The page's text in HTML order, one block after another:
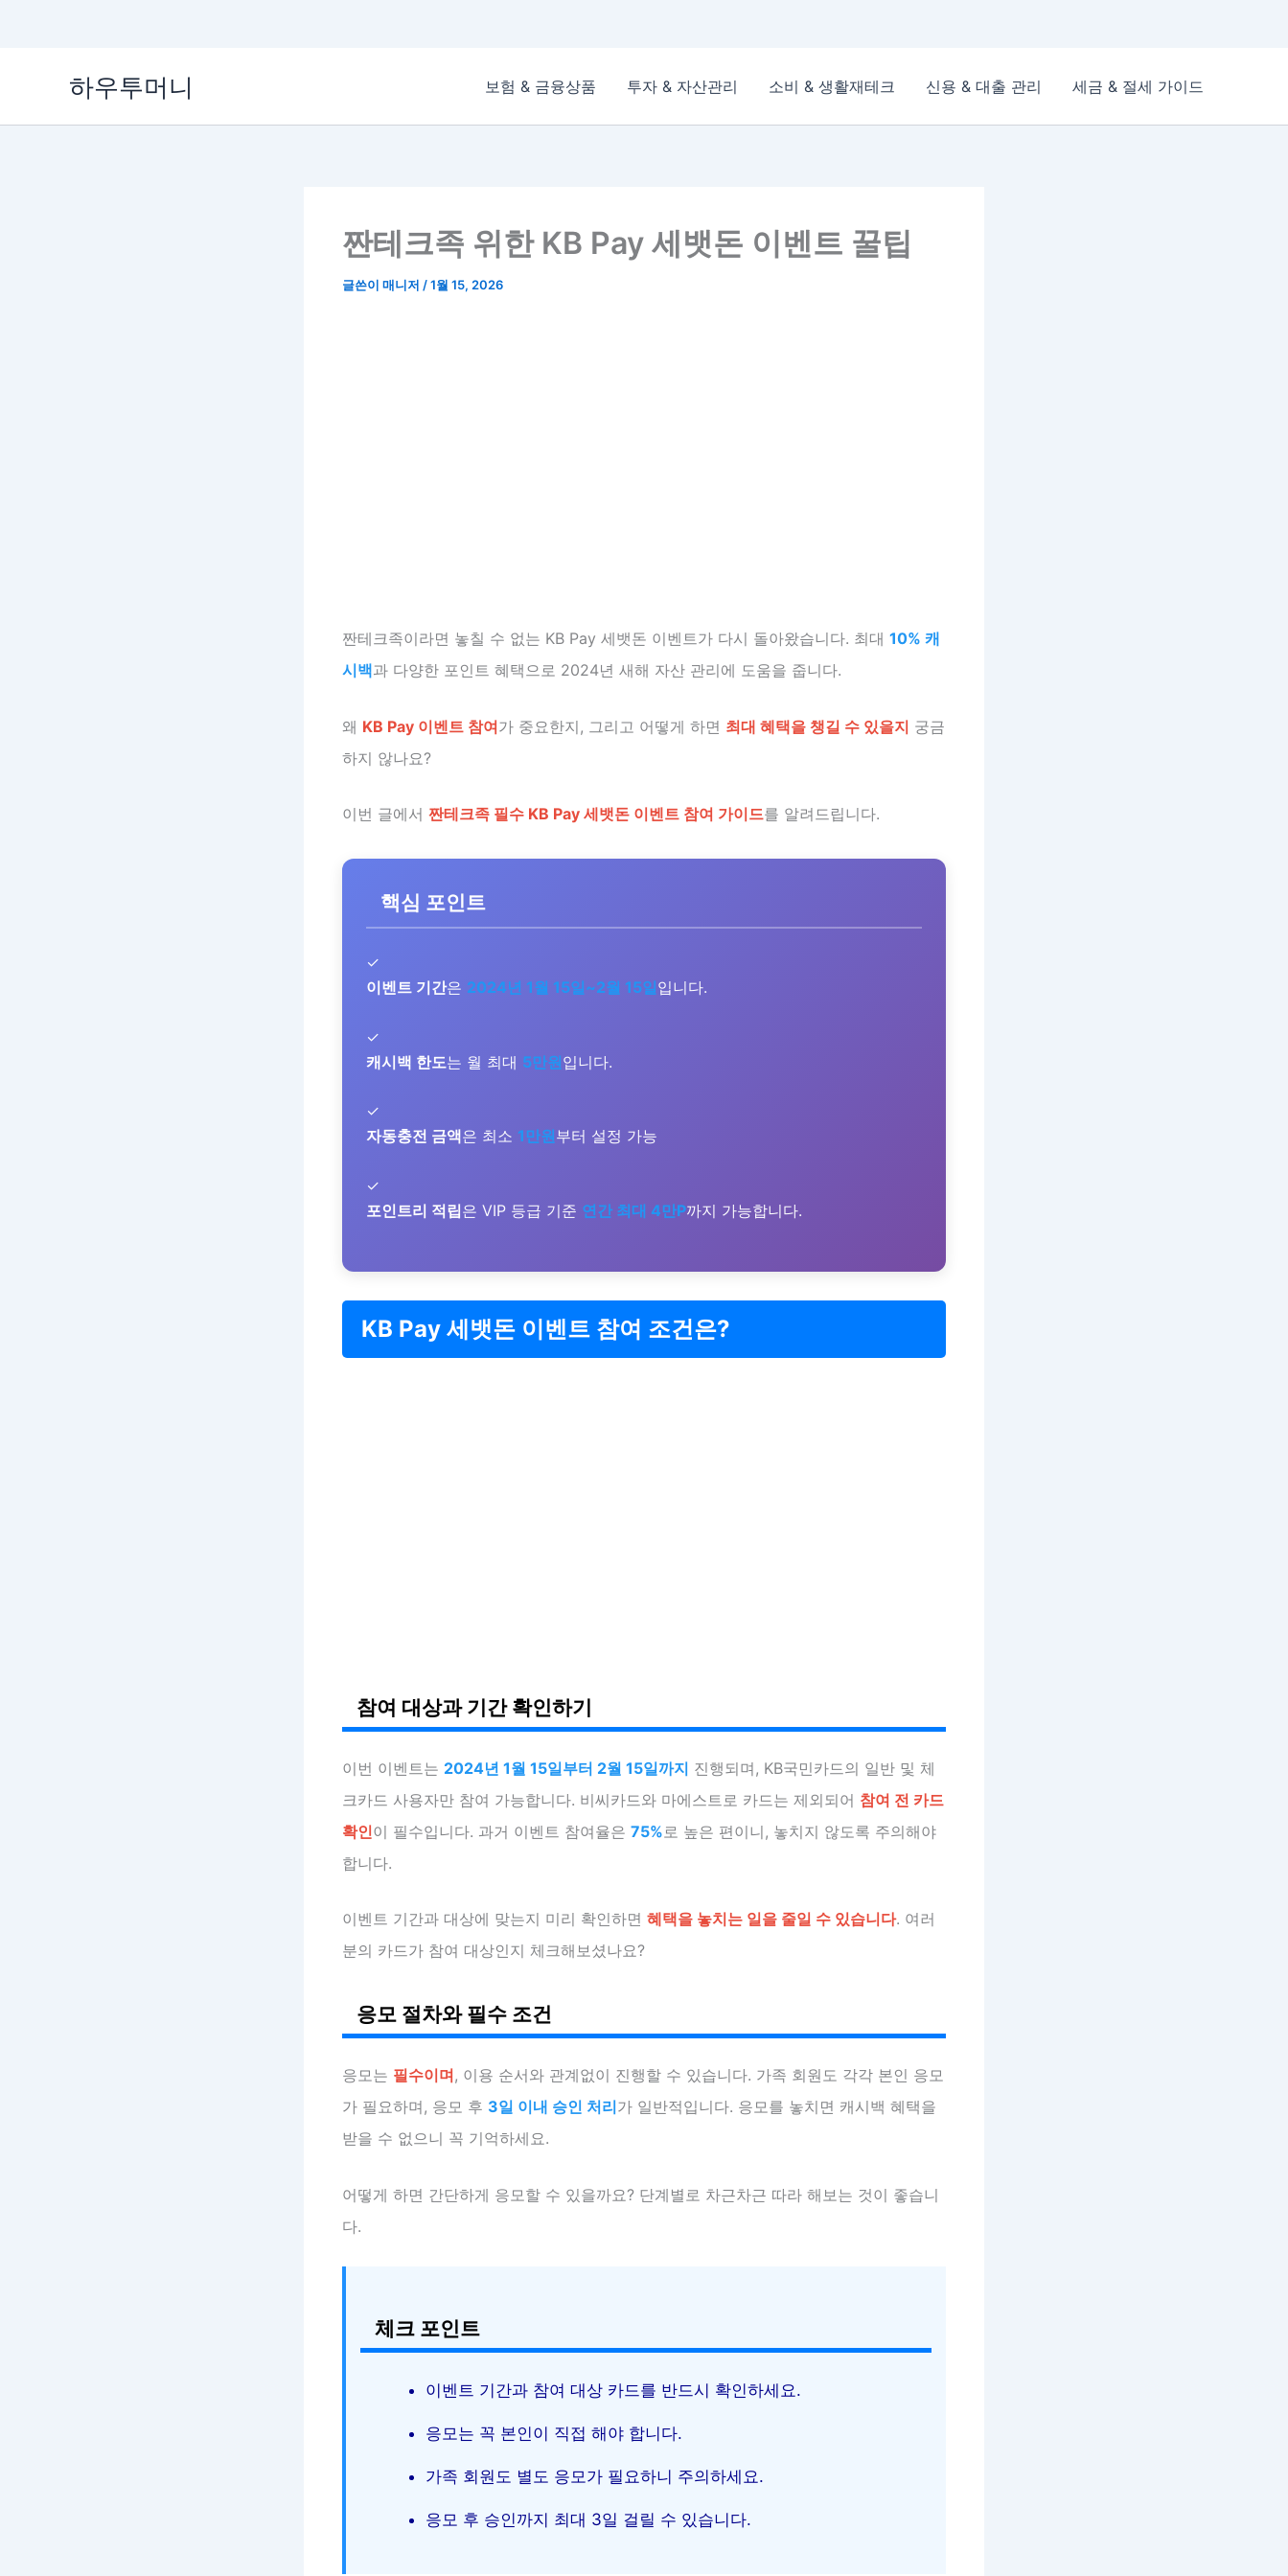
하우투머니 보험 & 금융상품 투자 & 자산관리 소비 & 생활재테크 신용 & 대출 관리 세금 & 절세 가이드
짠테크족 위한 KB Pay 세뱃돈 이벤트 꿀팁
글쓴이 매니저 /1월 15, 2026
짠테크족이라면 놓칠 수 없는 KB Pay 세뱃돈 이벤트가 다시 돌아왔습니다. 최대 10% 캐
시백과 다양한 포인트 혜택으로 2024년 새해 자산 관리에 도움을 줍니다.
왜 KB Pay 이벤트 참여가 중요한지, 그리고 어떻게 하면 최대 혜택을 챙길 수 있을지 궁금
하지 않나요?
이번 글에서 짠테크족 필수 KB Pay 세뱃돈 이벤트 참여 가이드를 알려드립니다.
핵심 포인트
✓
이벤트 기간은 2024년 1월 15일~2월 15일입니다.
✓
캐시백 한도는 월 최대 5만원입니다.
✓
자동충전 금액은 최소 1만원부터 설정 가능
✓
포인트리 적립은 VIP 등급 기준 연간 최대 4만P까지 가능합니다.
KB Pay 세뱃돈 이벤트 참여 조건은?
참여 대상과 기간 확인하기
이번 이벤트는 2024년 1월 15일부터 2월 15일까지 진행되며, KB국민카드의 일반 및 체
크카드 사용자만 참여 가능합니다. 비씨카드와 마에스트로 카드는 제외되어 참여 전 카드
확인이 필수입니다. 과거 이벤트 참여율은 75% 로 높은 편이니, 놓치지 않도록 주의해야
합니다.
이벤트 기간과 대상에 맞는지 미리 확인하면 혜택을 놓치는 일을 줄일 수 있습니다. 여러
분의 카드가 참여 대상인지 체크해보셨나요?
응모 절차와 필수 조건
응모는 필수이며, 이용 순서와 관계없이 진행할 수 있습니다. 가족 회원도 각각 본인 응모
가 필요하며, 응모 후 3일 이내 승인 처리가 일반적입니다. 응모를 놓치면 캐시백 혜택을
받을 수 없으니 꼭 기억하세요.
어떻게 하면 간단하게 응모할 수 있을까요? 단계별로 차근차근 따라 해보는 것이 좋습니
다.
체크 포인트
이벤트 기간과 참여 대상 카드를 반드시 확인하세요.
응모는 꼭 본인이 직접 해야 합니다.
가족 회원도 별도 응모가 필요하니 주의하세요.
응모 후 승인까지 최대 3일 걸릴 수 있습니다.